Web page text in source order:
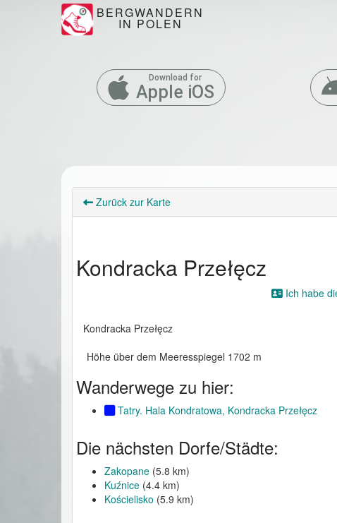
BERGWANDERN
IN POLEN
Download for
Apple iOS
Zurück zur Karte
Kondracka Przełęcz
Ich habe
Kondracka Przełęcz
Höhe über dem Meeresspiegel 1702 m
Wanderwege zu hier:
Tatry. Hala Kondratowa, Kondracka Przełęcz
Die nächsten Dorfe/Städte:
Zakopane (5.8 km)
Kuźnice (4.4 km)
Kościelisko (5.9 km)